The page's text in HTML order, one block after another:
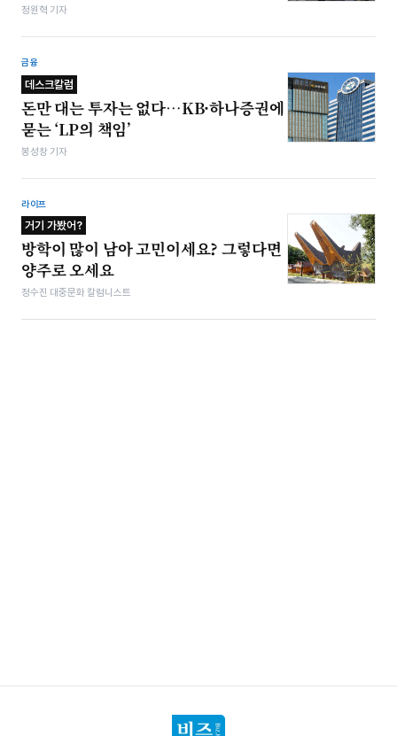
정원혁 기자
금융
데스크칼럼
돈만 대는 투자는 없다…KB·하나증권에
묻는 ‘LP의 책임’
봉성창 기자
라이프
거기 가봤어?
방학이 많이 남아 고민이세요? 그렇다면
양주로 오세요
정수진 대중문화 칼럼니스트